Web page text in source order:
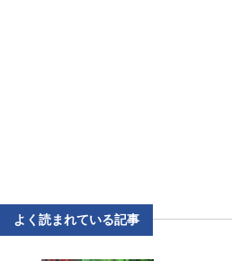
よく読まれている記事